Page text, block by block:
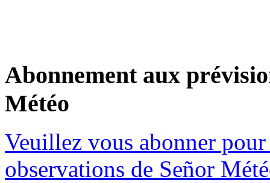
Abonnement aux
Météo
Veuillez vous abonner
observations de Señor